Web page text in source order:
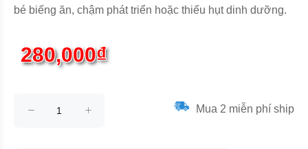
bé biếng ăn, chậm phát triển hoặc thiếu hụt dinh dưỡng.
280,000₫
Mua 2 miễn phí ship